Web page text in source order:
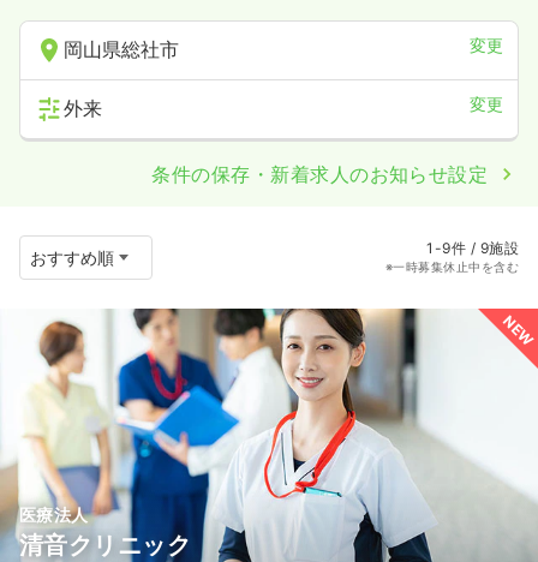
岡山県総社市 変更
外来 変更
条件の保存・新着求人のお知らせ設定
1-9件 / 9施設
※一時募集休止中を含む
NEW
医療法人
清音クリニック